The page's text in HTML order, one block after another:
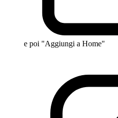
e poi "Aggiungi a Home"